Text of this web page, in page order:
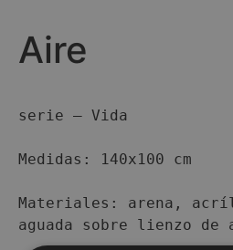
Aire
serie – Vida
Medidas: 140x100 cm
Materiales: arena,
aguada sobre lienzo de